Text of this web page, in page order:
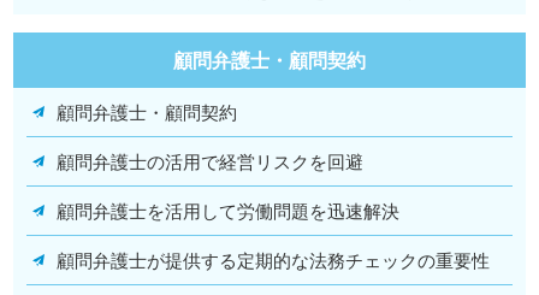
顧問弁護士・顧問契約
顧問弁護士・顧問契約
顧問弁護士の活用で経営リスクを回避
顧問弁護士を活用して労働問題を迅速解決
顧問弁護士が提供する定期的な法務チェックの重要性